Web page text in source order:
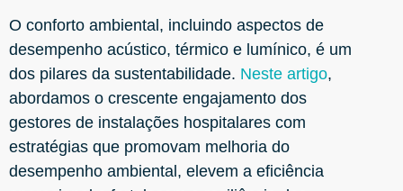
O conforto ambiental, incluindo aspectos de
desempenho acústico, térmico e lumínico, é um
dos pilares da sustentabilidade. Neste artigo,
abordamos o crescente engajamento dos
gestores de instalações hospitalares com
estratégias que promovam melhoria do
desempenho ambiental, elevem a eficiência